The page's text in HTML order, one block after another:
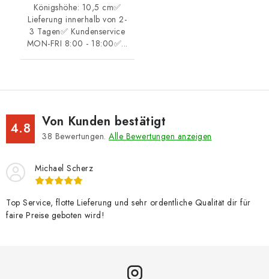
Königshöhe: 10,5 cm✅
Lieferung innerhalb von 2-
3 Tagen✅ Kundenservice
MON-FRI 8:00 - 18:00✅...
4.8 Von Kunden bestätigt
38 Bewertungen. Alle Bewertungen anzeigen
Michael Scherz
Top Service, flotte Lieferung und sehr ordentliche Qualität dir für
faire Preise geboten wird!